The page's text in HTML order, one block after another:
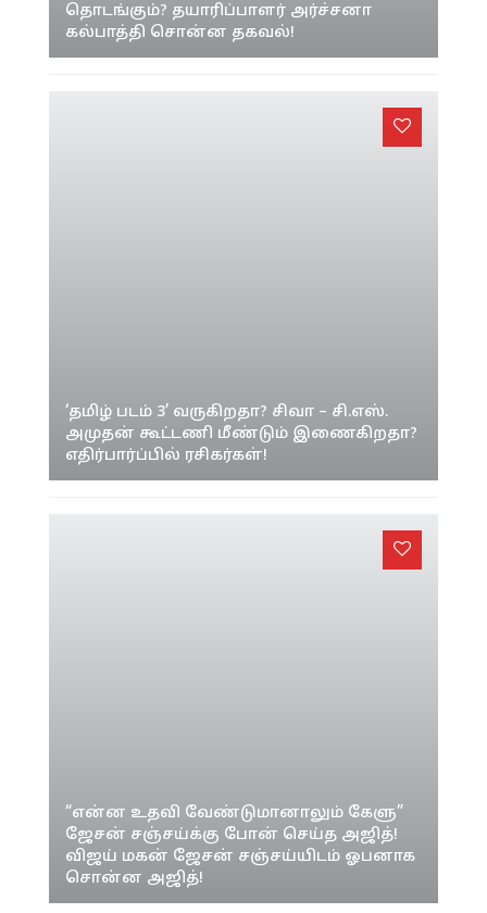
தொடங்கும்? தயாரிப்பாளர் அர்ச்சனா
கல்பாத்தி சொன்ன தகவல்!
‘தமிழ் படம் 3’ வருகிறதா? சிவா – சி.எஸ்.
அமுதன் கூட்டணி மீண்டும் இணைகிறதா?
எதிர்பார்ப்பில் ரசிகர்கள்!
“என்ன உதவி வேண்டுமானாலும் கேளு”
ஜேசன் சஞ்சய்க்கு போன் செய்த அஜித்!
விஜய் மகன் ஜேசன் சஞ்சய்யிடம் ஓபனாக
சொன்ன அஜித்!